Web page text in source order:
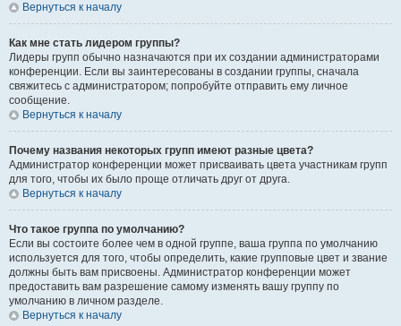
Вернуться к началу
Как мне стать лидером группы?
Лидеры групп обычно назначаются при их создании администраторами
конференции. Если вы заинтересованы в создании группы, сначала
свяжитесь с администратором; попробуйте отправить ему личное
сообщение.
Вернуться к началу
Почему названия некоторых групп имеют разные цвета?
Администратор конференции может присваивать цвета участникам групп
для того, чтобы их было проще отличать друг от друга.
Вернуться к началу
Что такое группа по умолчанию?
Если вы состоите более чем в одной группе, ваша группа по умолчанию
используется для того, чтобы определить, какие групповые цвет и звание
должны быть вам присвоены. Администратор конференции может
предоставить вам разрешение самому изменять вашу группу по
умолчанию в личном разделе.
Вернуться к началу